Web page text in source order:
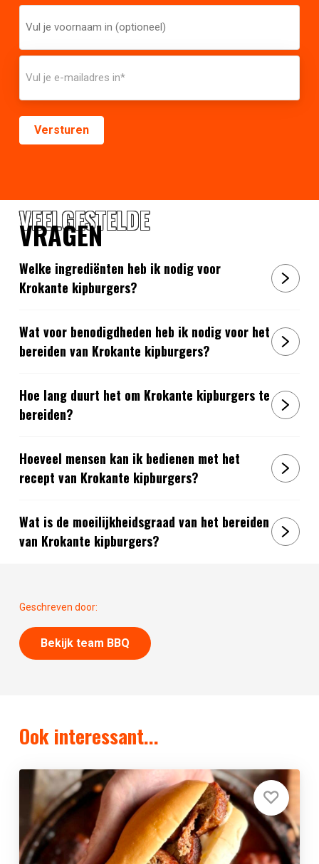
VEELGESTELDE
VRAGEN
Welke ingrediënten heb ik nodig voor
Krokante kipburgers?
Wat voor benodigdheden heb ik nodig voor het
bereiden van Krokante kipburgers?
Hoe lang duurt het om Krokante kipburgers te
bereiden?
Hoeveel mensen kan ik bedienen met het
recept van Krokante kipburgers?
Wat is de moeilijkheidsgraad van het bereiden
van Krokante kipburgers?
Geschreven door:
Bekijk team BBQ
Ook interessant...